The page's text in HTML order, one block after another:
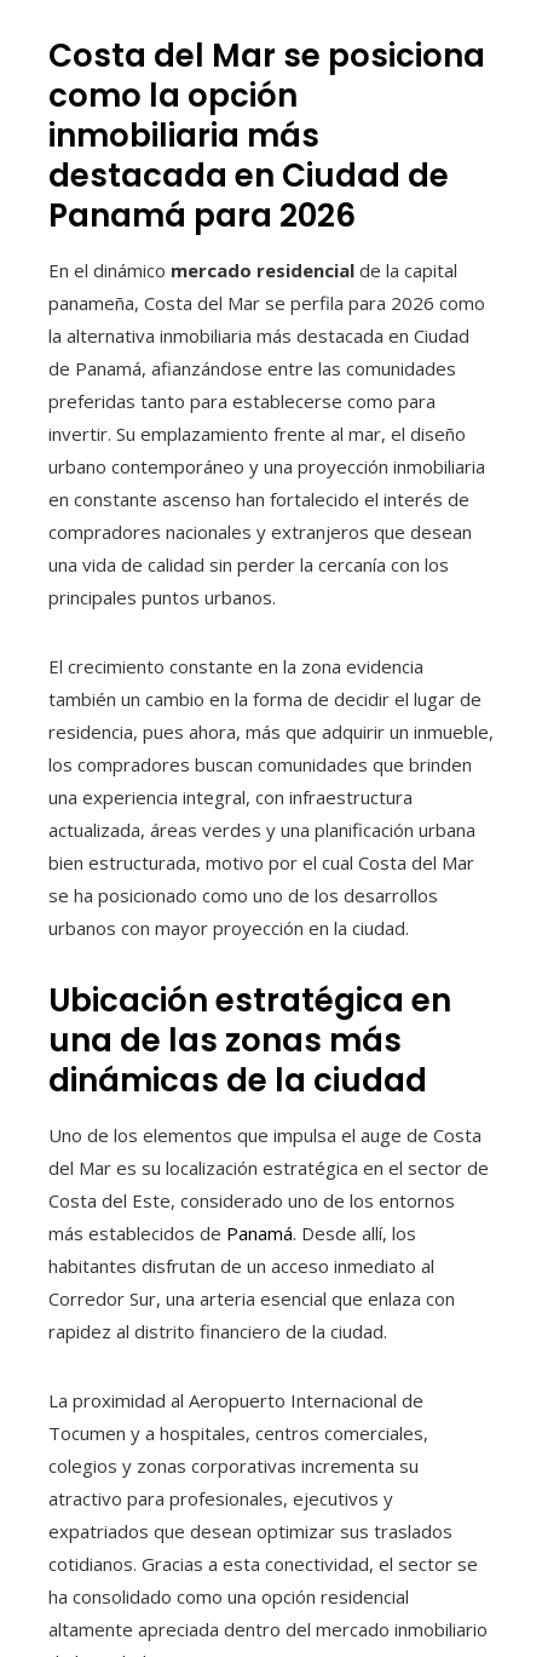
Costa del Mar se posiciona
como la opción
inmobiliaria más
destacada en Ciudad de
Panamá para 2026
En el dinámico mercado residencial de la capital
panameña, Costa del Mar se perfila para 2026 como
la alternativa inmobiliaria más destacada en Ciudad
de Panamá, afianzándose entre las comunidades
preferidas tanto para establecerse como para
invertir. Su emplazamiento frente al mar, el diseño
urbano contemporáneo y una proyección inmobiliaria
en constante ascenso han fortalecido el interés de
compradores nacionales y extranjeros que desean
una vida de calidad sin perder la cercanía con los
principales puntos urbanos.
El crecimiento constante en la zona evidencia
también un cambio en la forma de decidir el lugar de
residencia, pues ahora, más que adquirir un inmueble,
los compradores buscan comunidades que brinden
una experiencia integral, con infraestructura
actualizada, áreas verdes y una planificación urbana
bien estructurada, motivo por el cual Costa del Mar
se ha posicionado como uno de los desarrollos
urbanos con mayor proyección en la ciudad.
Ubicación estratégica en
una de las zonas más
dinámicas de la ciudad
Uno de los elementos que impulsa el auge de Costa
del Mar es su localización estratégica en el sector de
Costa del Este, considerado uno de los entornos
más establecidos de Panamá. Desde allí, los
habitantes disfrutan de un acceso inmediato al
Corredor Sur, una arteria esencial que enlaza con
rapidez al distrito financiero de la ciudad.
La proximidad al Aeropuerto Internacional de
Tocumen y a hospitales, centros comerciales,
colegios y zonas corporativas incrementa su
atractivo para profesionales, ejecutivos y
expatriados que desean optimizar sus traslados
cotidianos. Gracias a esta conectividad, el sector se
ha consolidado como una opción residencial
altamente apreciada dentro del mercado inmobiliario